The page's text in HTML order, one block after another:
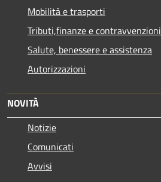
Mobilità e trasporti
Tributi,finanze e contravvenzioni
Salute, benessere e assistenza
Autorizzazioni
NOVITÀ
Notizie
Comunicati
Avvisi